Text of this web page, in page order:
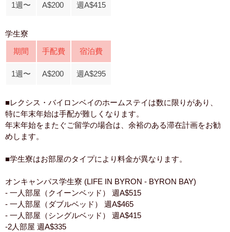
1週〜 A$200 週A$415
学生寮
期間
手配費 宿泊費
1週〜 A$200 週A$295
■レクシス・バイロンベイのホームステイは数に限りがあり、
特に年末年始は手配が難しくなります。
年末年始をまたぐご留学の場合は、余裕のある滞在計画をお勧
めします。
■学生寮はお部屋のタイプにより料金が異なります。
オンキャンパス学生寮 (LIFE IN BYRON - BYRON BAY)
- 一人部屋（クイーンベッド） 週A$515
- 一人部屋（ダブルベッド） 週A$465
- 一人部屋（シングルベッド） 週A$415
-2人部屋 週A$335